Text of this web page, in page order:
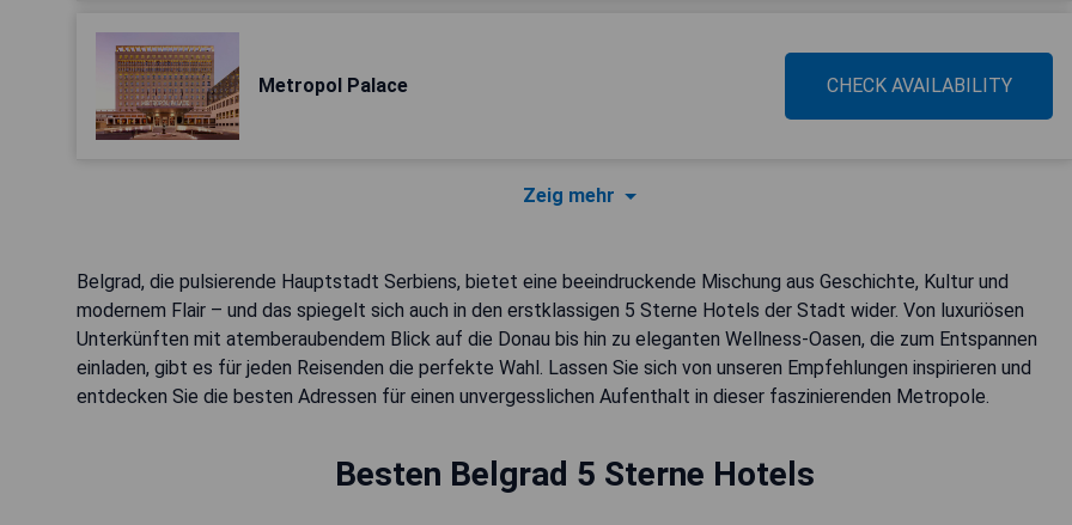
Metropol Palace CHECK AVAILABILITY
Zeig mehr
Belgrad, die pulsierende Hauptstadt Serbiens, bietet eine beeindruckende Mischung aus Geschichte, Kultur und
modernem Flair – und das spiegelt sich auch in den erstklassigen 5 Sterne Hotels der Stadt wider. Von luxuriösen
Unterkünften mit atemberaubendem Blick auf die Donau bis hin zu eleganten Wellness-Oasen, die zum Entspannen
einladen, gibt es für jeden Reisenden die perfekte Wahl. Lassen Sie sich von unseren Empfehlungen inspirieren und
entdecken Sie die besten Adressen für einen unvergesslichen Aufenthalt in dieser faszinierenden Metropole.
Besten Belgrad 5 Sterne Hotels